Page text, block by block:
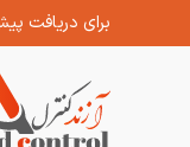
برای دریافت